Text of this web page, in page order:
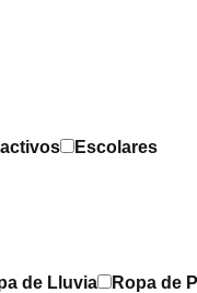
Escolares
de Lluvia
Ropa de